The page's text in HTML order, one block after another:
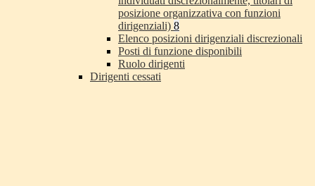
posizione organizzativa con funzioni
dirigenziali) 8
Elenco posizioni dirigenziali discrezionali
Posti di funzione disponibili
Ruolo dirigenti
Dirigenti cessati